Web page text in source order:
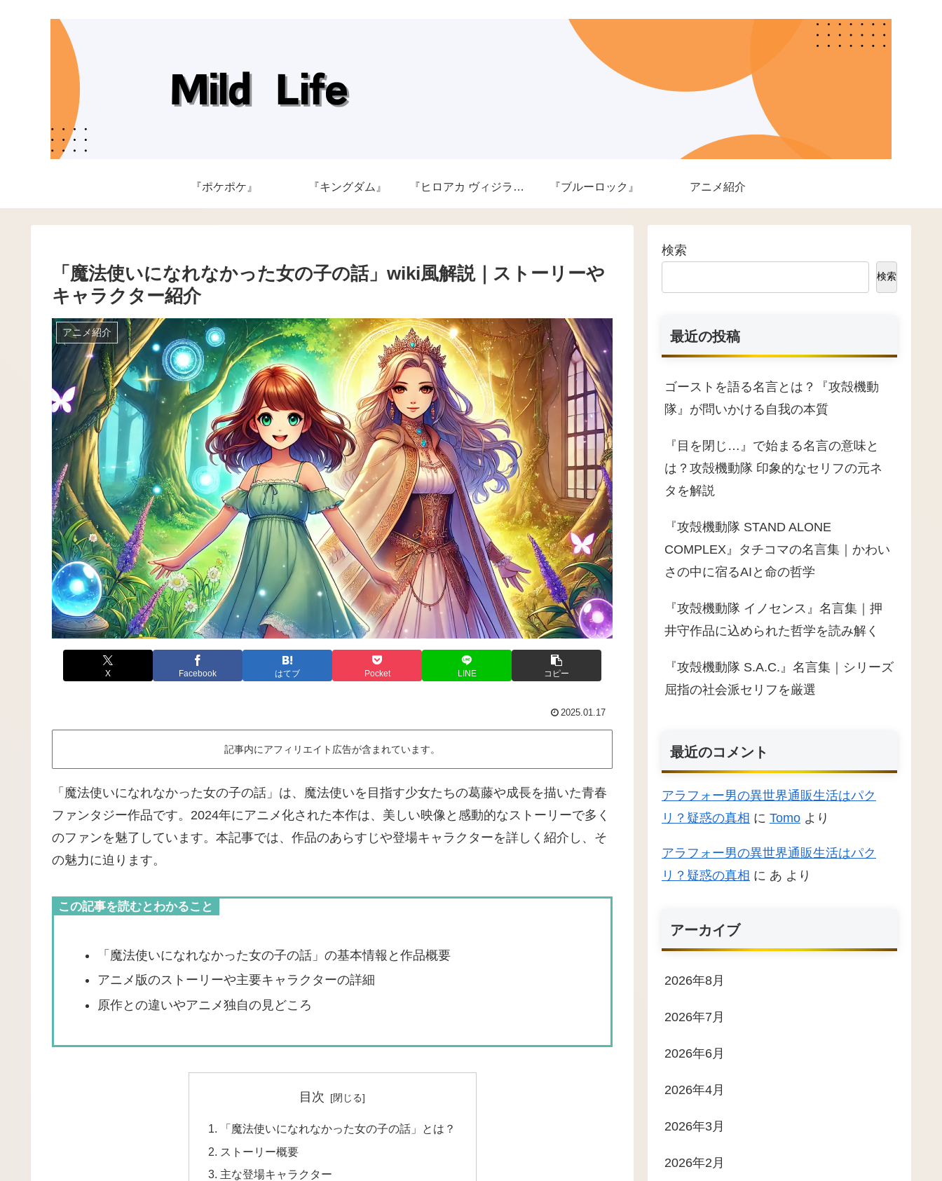
『ポケポケ』 『キングダム』 『ヒロアカ ヴィジランテ』 『ブルーロック』 アニメ紹介
「魔法使いになれなかった女の子の話」wiki風解説｜ストーリーや
キャラクター紹介
アニメ紹介
X Facebook はてブ Pocket LINE コピー
2025.01.17
記事内にアフィリエイト広告が含まれています。
「魔法使いになれなかった女の子の話」は、魔法使いを目指す少女たちの葛藤や成長を描いた青春
ファンタジー作品です。2024年にアニメ化された本作は、美しい映像と感動的なストーリーで多く
のファンを魅了しています。本記事では、作品のあらすじや登場キャラクターを詳しく紹介し、そ
の魅力に迫ります。
この記事を読むとわかること
「魔法使いになれなかった女の子の話」の基本情報と作品概要
アニメ版のストーリーや主要キャラクターの詳細
原作との違いやアニメ独自の見どころ
目次
「魔法使いになれなかった女の子の話」とは？
ストーリー概要
主な登場キャラクター
検索
検索
最近の投稿
ゴーストを語る名言とは？『攻殻機動
隊』が問いかける自我の本質
『目を閉じ…』で始まる名言の意味と
は？攻殻機動隊 印象的なセリフの元ネ
タを解説
『攻殻機動隊 STAND ALONE
COMPLEX』タチコマの名言集｜かわい
さの中に宿るAIと命の哲学
『攻殻機動隊 イノセンス』名言集｜押
井守作品に込められた哲学を読み解く
『攻殻機動隊 S.A.C.』名言集｜シリーズ
屈指の社会派セリフを厳選
最近のコメント
アラフォー男の異世界通販生活はパク
リ？疑惑の真相 に Tomo より
アラフォー男の異世界通販生活はパク
リ？疑惑の真相 に あ より
アーカイブ
2026年8月
2026年7月
2026年6月
2026年4月
2026年3月
2026年2月